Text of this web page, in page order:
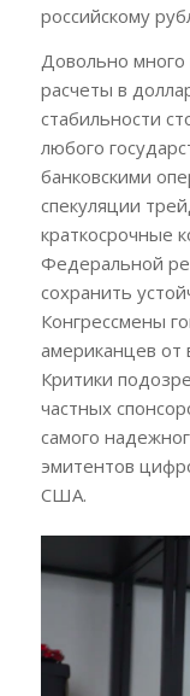
российскому
Довольно много
расчеты в
стабильности
любого
банковскими
спекуляции
краткосрочные
Федеральной
сохранить
Конгрессмены
американцев от
Критики
частных
самого
эмитентов
США.